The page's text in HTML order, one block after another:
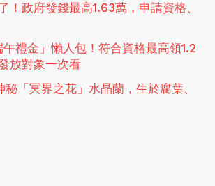
！政府發錢最高1.63萬，申請資格、
禮金」懶人包！符合資格最高領1.2
放對象一次看
「冥界之花」水晶蘭，生於腐葉、